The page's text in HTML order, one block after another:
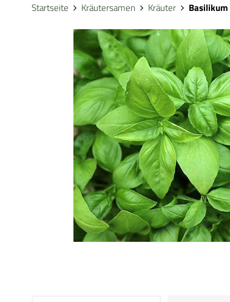
Startseite Kräutersamen Kräuter